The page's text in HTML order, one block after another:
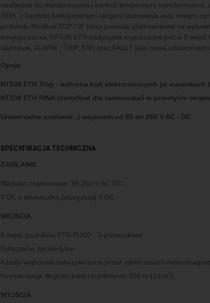
niezbędne do monitorowania i kontroli temperatury
2015, z bardziej funkcjonalnymi opcjami sterowania oraz nowym
protokołu Modbus TCP / IP, która pozwala użytkownikowi na
swojego biurka !NT538 ETH tradycyjnie wyposażone jest w 8
alarmowe, ALARM , TRIP, FAN oraz FAULT jako nowa
Opcje:
NT538 ETH Trop - ochrona kart elektronicznych (w warunkach
NT538 ETH RINA (certyfikat dla zastosowań w przemyśle
Uniwersalne zasilanie: z wejściem od 85 do 260 V AC - DC
SPECYFIKACJA TECHNICZNA
ZASILANIE
Wartości znamionowe: 85-260 V AC DC
V DC z odwracalną polaryzacją V DC
WEJŚCIA
8 wejść czujników RTD Pt100 - 3-przewodowe
Odłączalne zaciski tylne
Kanały wejściowe zabezpieczone przed zakłóceniami
Kompensacja długości kabli czujników do 500 m (1mm 2)
WYJŚCIA